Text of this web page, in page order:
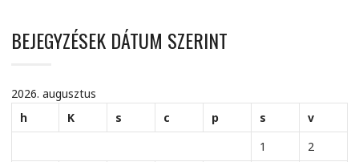
BEJEGYZÉSEK DÁTUM SZERINT
2026. augusztus
h
K s c p s
v
1
2